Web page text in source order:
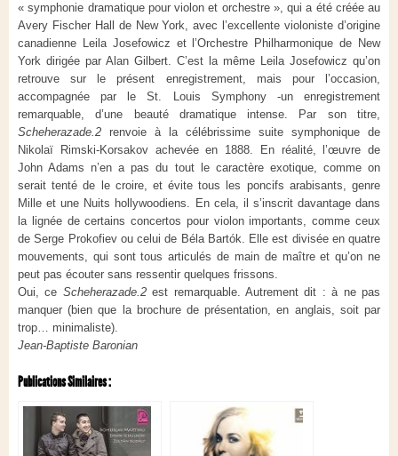
« symphonie dramatique pour violon et orchestre », qui a été créée au
Avery Fischer Hall de New York, avec l’excellente violoniste d’origine
canadienne Leila Josefowicz et l’Orchestre Philharmonique de New
York dirigée par Alan Gilbert. C’est la même Leila Josefowicz qu’on
retrouve sur le présent enregistrement, mais pour l’occasion,
accompagnée par le St. Louis Symphony -un enregistrement
remarquable, d’une beauté dramatique intense. Par son titre,
Scheherazade.2 renvoie à la célébrissime suite symphonique de
Nikolaï Rimski-Korsakov achevée en 1888. En réalité, l’œuvre de
John Adams n’en a pas du tout le caractère exotique, comme on
serait tenté de le croire, et évite tous les poncifs arabisants, genre
Mille et une Nuits hollywoodiens. En cela, il s’inscrit davantage dans
la lignée de certains concertos pour violon importants, comme ceux
de Serge Prokofiev ou celui de Béla Bartók. Elle est divisée en quatre
mouvements, qui sont tous articulés de main de maître et qu’on ne
peut pas écouter sans ressentir quelques frissons.
Oui, ce Scheherazade.2est remarquable. Autrement dit : à ne pas
manquer (bien que la brochure de présentation, en anglais, soit par
trop… minimaliste).
Jean-Baptiste Baronian
Publications Similaires :